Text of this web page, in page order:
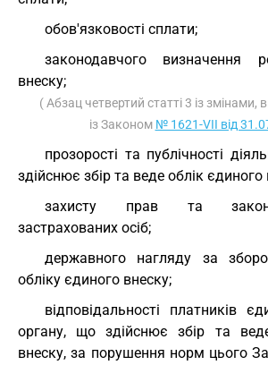
обов'язковості сплати;
законодавчого визначення
внеску;
( Абзац четвертий статті 3 із змінами,
із Законом № 1621-VII від
прозорості та публічності
здійснює збір та веде облік єдиного
захисту прав та
застрахованих осіб;
державного нагляду за
обліку єдиного внеску;
відповідальності платників
органу, що здійснює збір та
внеску, за порушення норм цього